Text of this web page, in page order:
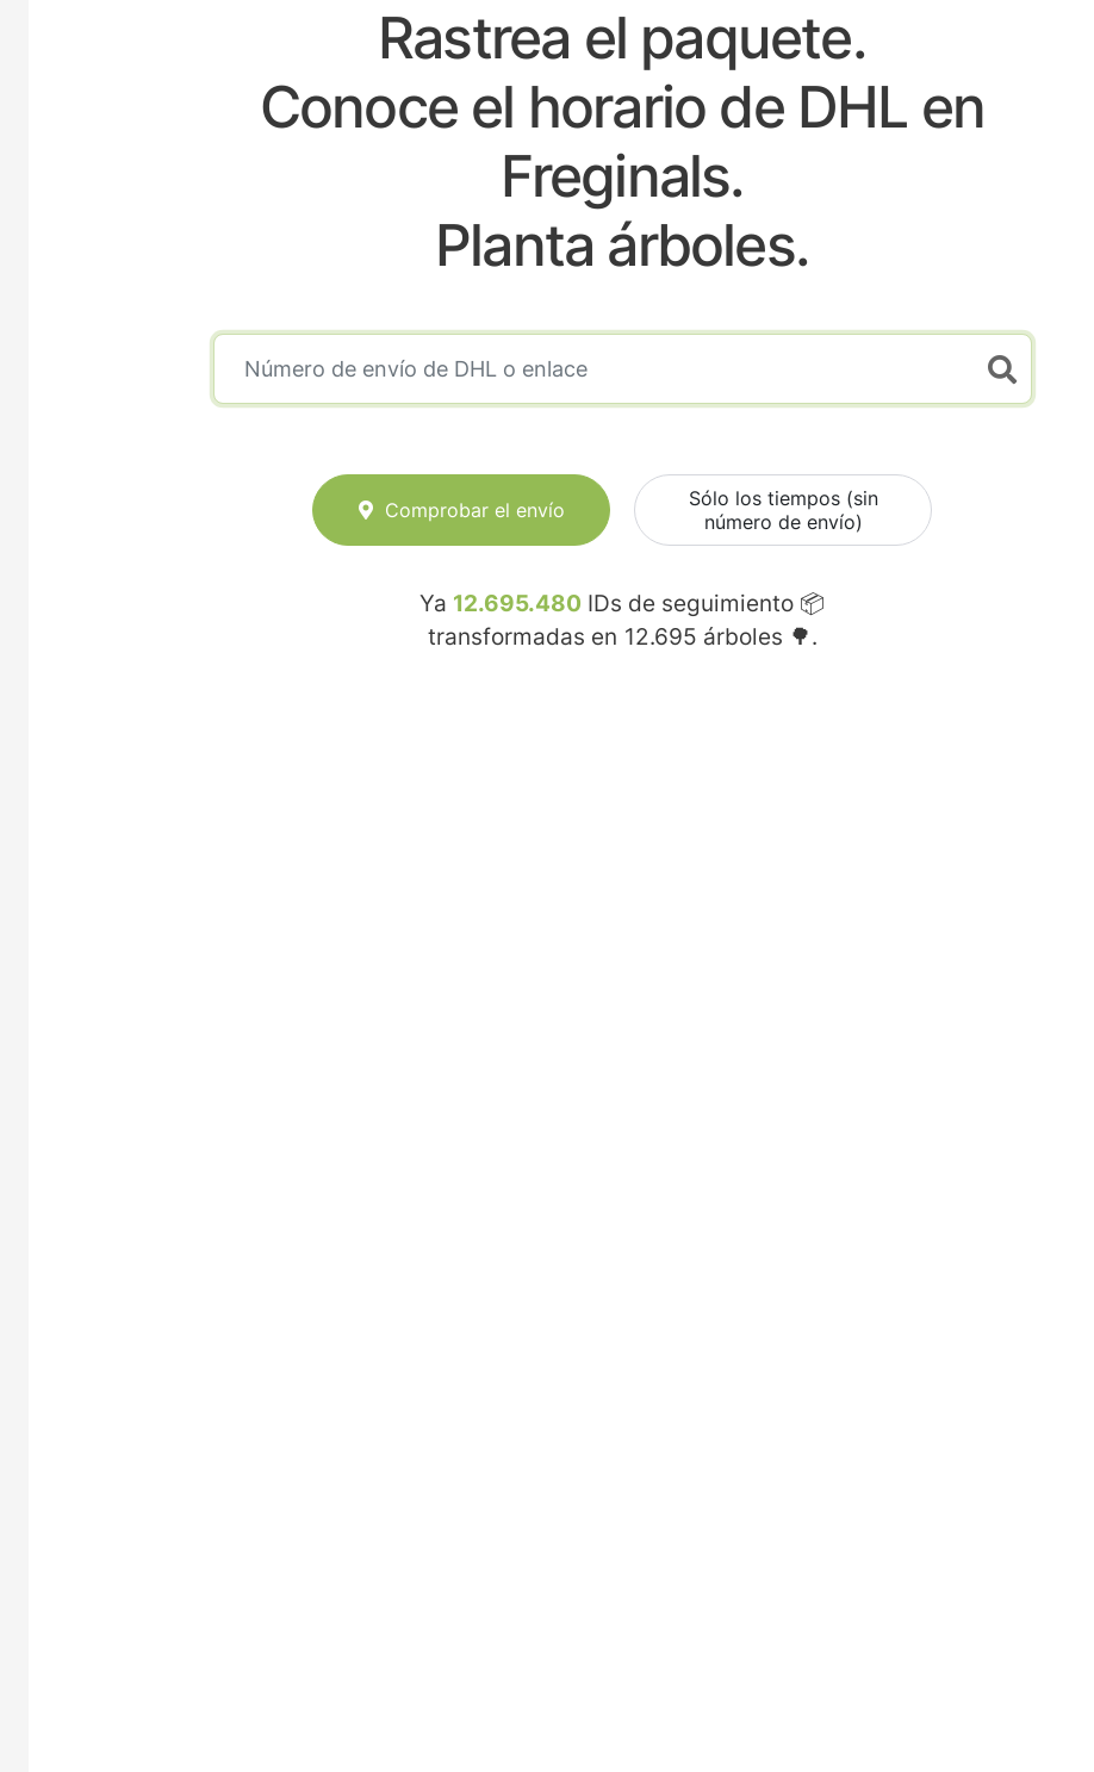
Rastrea el paquete.
Conoce el horario de DHL en
Freginals.
Planta árboles.
Comprobar el envío
Sólo los tiempos (sin
número de envío)
Ya 12.695.480 IDs de seguimiento 📦
transformadas en 12.695 árboles 🌳.